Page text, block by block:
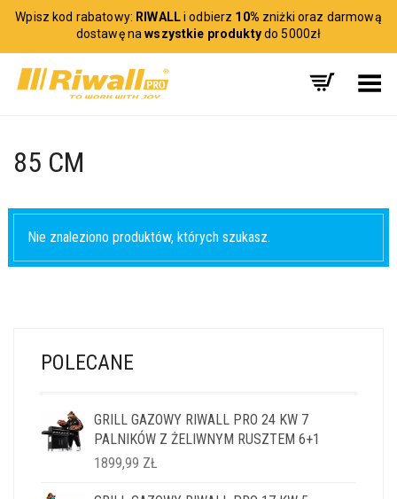
Wpisz kod rabatowy: RIWALLi odbierz 10% zniżki oraz darmową
dostawę nawszystkie produktydo 5000zł
Toggle Menu
85 CM
Nie znaleziono produktów, których szukasz.
POLECANE
GRILL GAZOWY RIWALL PRO 24 KW 7
PALNIKÓW Z ŻELIWNYM RUSZTEM 6+1
1899,99 ZŁ